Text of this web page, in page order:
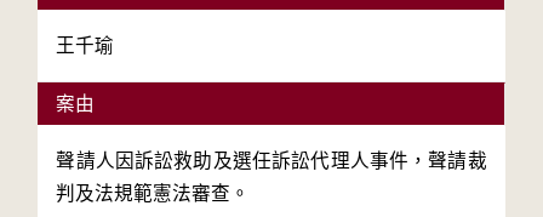
王千瑜
案由
聲請人因訴訟救助及選任訴訟代理人事件，聲請裁
判及法規範憲法審查。